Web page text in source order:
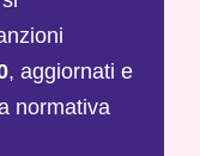
, aggiornati e
normativa